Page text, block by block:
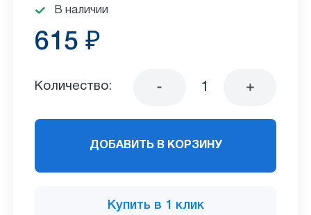
В наличии
615 ₽
Количество:
ДОБАВИТЬ В КОРЗИНУ
Купить в 1 клик